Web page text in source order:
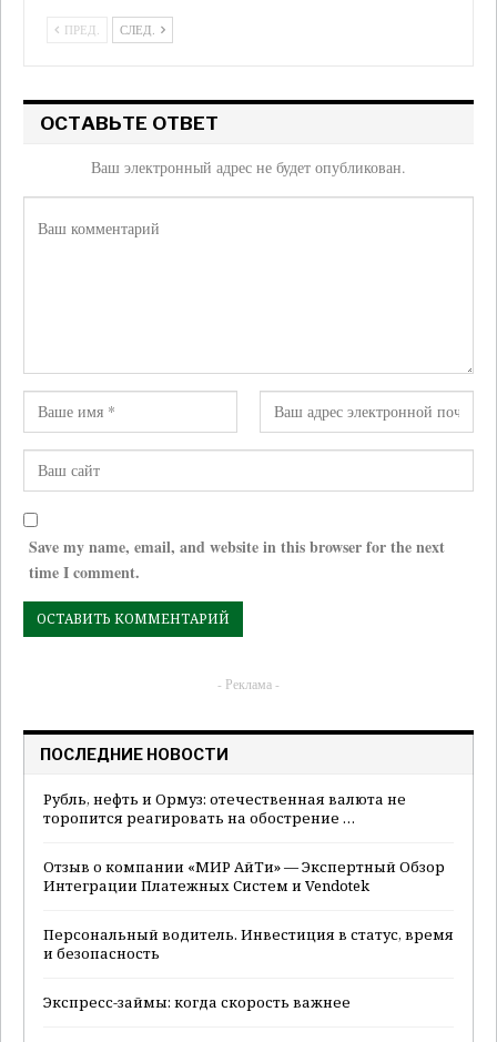
ПРЕД. СЛЕД.
ОСТАВЬТЕ ОТВЕТ
Ваш электронный адрес не будет опубликован.
Save my name, email, and website in this browser for the next
time I comment.
- Реклама -
ПОСЛЕДНИЕ НОВОСТИ
Рубль, нефть и Ормуз: отечественная валюта не
торопится реагировать на обострение …
Отзыв о компании «МИР АйТи» — Экспертный Обзор
Интеграции Платежных Систем и Vendotek
Персональный водитель. Инвестиция в статус, время
и безопасность
Экспресс-займы: когда скорость важнее